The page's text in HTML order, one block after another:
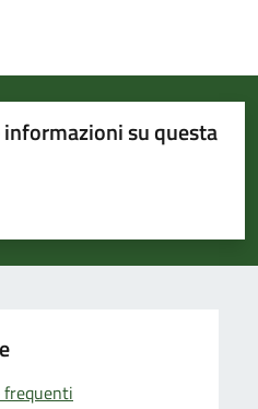
su questa
su 5
5
frequenti